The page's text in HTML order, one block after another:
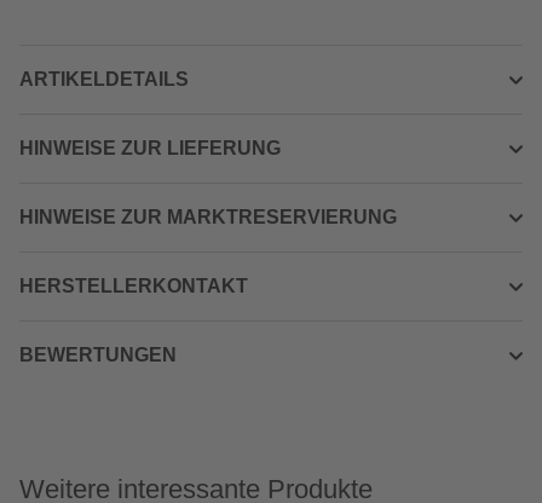
ARTIKELDETAILS
HINWEISE ZUR LIEFERUNG
HINWEISE ZUR MARKTRESERVIERUNG
HERSTELLERKONTAKT
BEWERTUNGEN
Weitere interessante Produkte